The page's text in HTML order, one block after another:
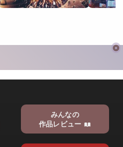
みんなの
作品レビュー